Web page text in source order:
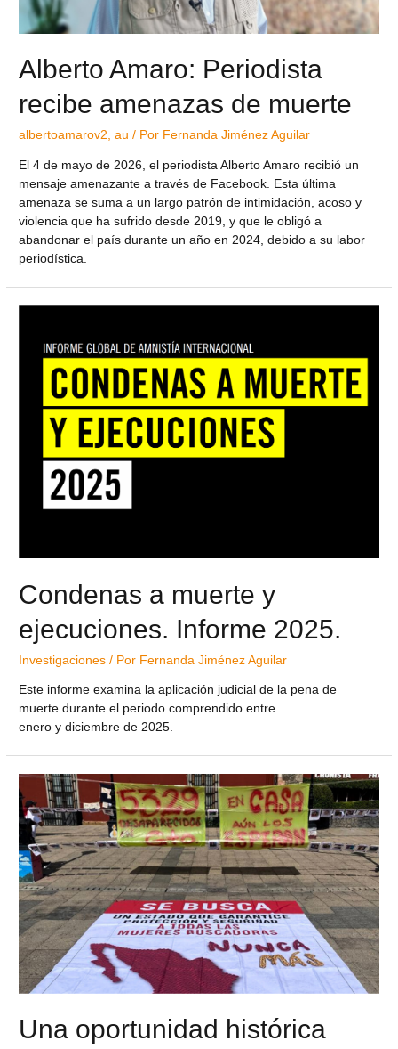
Alberto Amaro: Periodista
recibe amenazas de muerte
albertoamarov2,au / Por Fernanda Jiménez Aguilar
El 4 de mayo de 2026, el periodista Alberto Amaro recibió un
mensaje amenazante a través de Facebook. Esta última
amenaza se suma a un largo patrón de intimidación, acoso y
violencia que ha sufrido desde 2019, y que le obligó a
abandonar el país durante un año en 2024, debido a su labor
periodística.
Condenas a muerte y
ejecuciones. Informe 2025.
Investigaciones / Por Fernanda Jiménez Aguilar
Este informe examina la aplicación judicial de la pena de
muerte durante el periodo comprendido entre
enero y diciembre de 2025.
Una oportunidad histórica